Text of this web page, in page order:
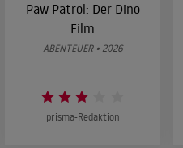
Paw Patrol: Der Dino
Film
ABENTEUER • 2026
prisma-Redaktion